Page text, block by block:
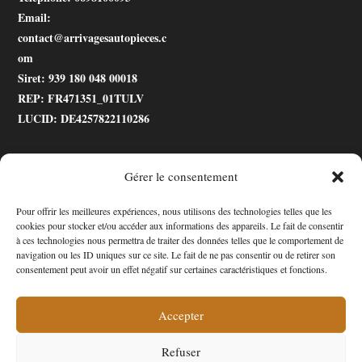
Gérer le consentement
Pour offrir les meilleures expériences, nous utilisons des technologies telles que les
cookies pour stocker et/ou accéder aux informations des appareils. Le fait de consentir
à ces technologies nous permettra de traiter des données telles que le comportement de
navigation ou les ID uniques sur ce site. Le fait de ne pas consentir ou de retirer son
consentement peut avoir un effet négatif sur certaines caractéristiques et fonctions.
Accepter
Refuser
Email:
contact@arrivagesautopieces.c
om
Siret: 939 180 048 00018
REP: FR471351_01TULV
LUCID: DE4257822110286
Accessibilité
Mon Compte
Contact